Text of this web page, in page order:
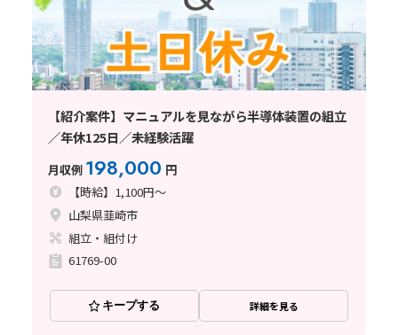
【紹介案件】マニュアルを見ながら半導体装置の組立
／年休125日／未経験活躍
月収例 198,000 円
【時給】1,100円～
山梨県韮崎市
組立・組付け
61769-00
キープする 詳細を見る